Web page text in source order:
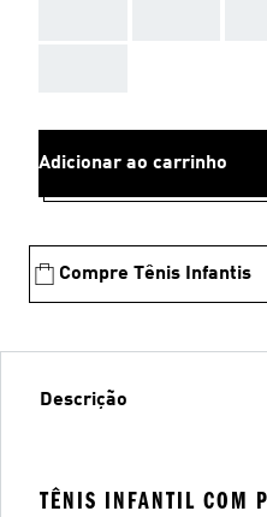
Adicionar ao carrinho
Compre Tênis Infantis
Descrição
TÊNIS INFANTIL COM